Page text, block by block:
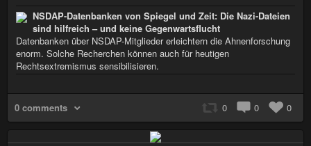
NSDAP-Datenbanken von Spiegel und Zeit: Die Nazi-Dateien
sind hilfreich – und keine Gegenwartsflucht
Datenbanken über NSDAP-Mitglieder erleichtern die Ahnenforschung
enorm. Solche Recherchen können auch für heutigen
Rechtsextremismus sensibilisieren.
0 comments 0 0 0